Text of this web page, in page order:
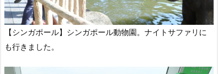
【シンガポール】シンガポール動物園。ナイトサファリに
も行きました。